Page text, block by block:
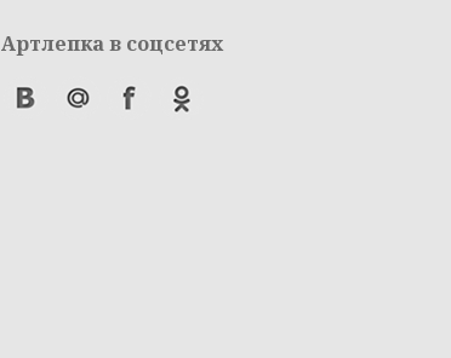
Артлепка в соцсетях